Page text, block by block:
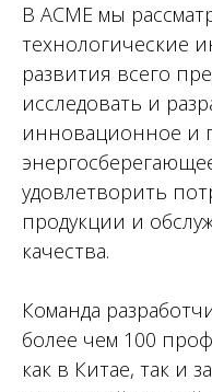
В ACME мы
технологические
развития всего
исследовать и
инновационное и
удовлетворить
продукции и
качества.
Команда
более чем 100
как в Китае, так и